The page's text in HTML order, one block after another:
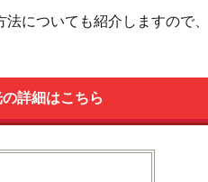
についても紹介しますので
の詳細はこちら